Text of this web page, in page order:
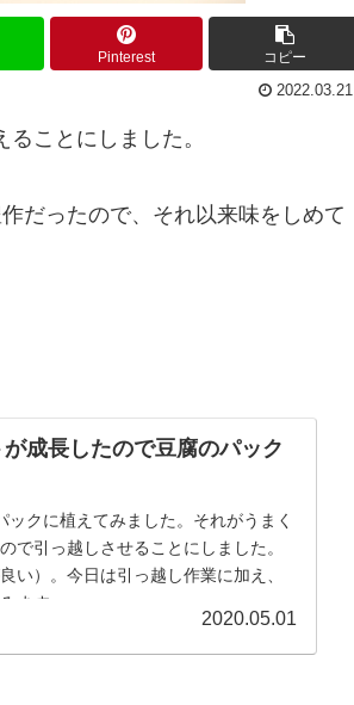
Pinterest コピー
2022.03.21
ことにしました。
だったので、それ以来味をしめて
成長したので豆腐のパック
クに植えてみました。それがうまく
で引っ越しさせることにしました。
い）。今日は引っ越し作業に加え、
ます。
2020.05.01